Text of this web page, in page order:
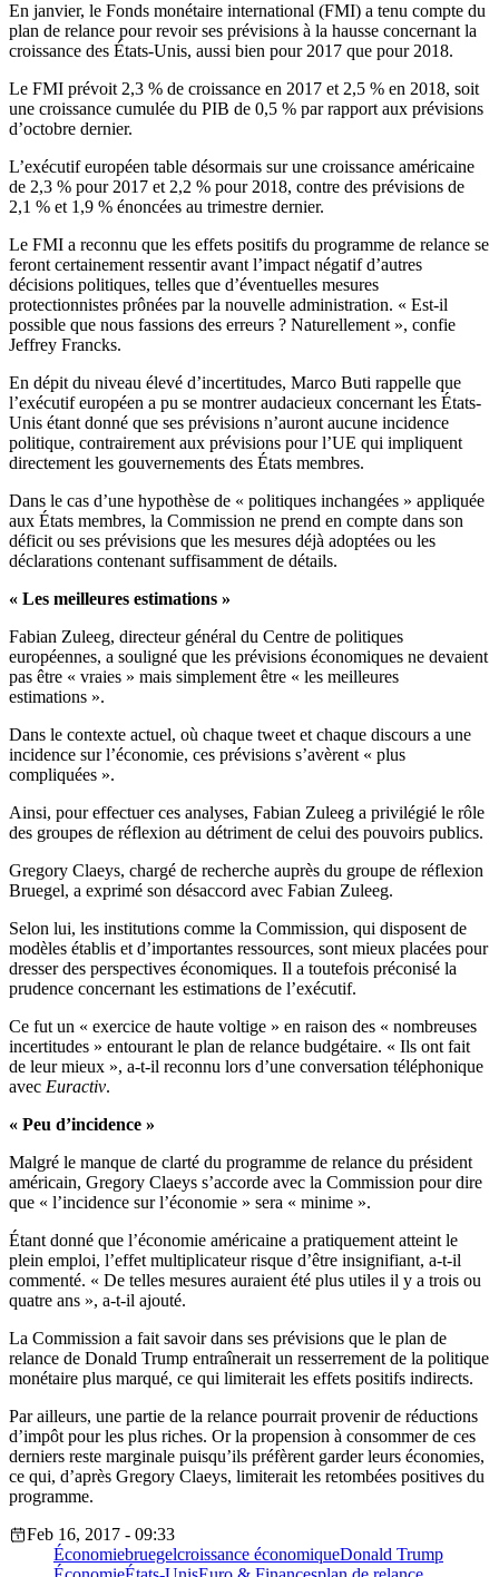
En janvier, le Fonds monétaire international (FMI) a tenu compte du
plan de relance pour revoir ses prévisions à la hausse concernant la
croissance des États-Unis, aussi bien pour 2017 que pour 2018.
Le FMI prévoit 2,3 % de croissance en 2017 et 2,5 % en 2018, soit
une croissance cumulée du PIB de 0,5 % par rapport aux prévisions
d’octobre dernier.
L’exécutif européen table désormais sur une croissance américaine
de 2,3 % pour 2017 et 2,2 % pour 2018, contre des prévisions de
2,1 % et 1,9 % énoncées au trimestre dernier.
Le FMI a reconnu que les effets positifs du programme de relance se
feront certainement ressentir avant l’impact négatif d’autres
décisions politiques, telles que d’éventuelles mesures
protectionnistes prônées par la nouvelle administration. « Est-il
possible que nous fassions des erreurs ? Naturellement », confie
Jeffrey Francks.
En dépit du niveau élevé d’incertitudes, Marco Buti rappelle que
l’exécutif européen a pu se montrer audacieux concernant les États-
Unis étant donné que ses prévisions n’auront aucune incidence
politique, contrairement aux prévisions pour l’UE qui impliquent
directement les gouvernements des États membres.
Dans le cas d’une hypothèse de « politiques inchangées » appliquée
aux États membres, la Commission ne prend en compte dans son
déficit ou ses prévisions que les mesures déjà adoptées ou les
déclarations contenant suffisamment de détails.
« Les meilleures estimations »
Fabian Zuleeg, directeur général du Centre de politiques
européennes, a souligné que les prévisions économiques ne devaient
pas être « vraies » mais simplement être « les meilleures
estimations ».
Dans le contexte actuel, où chaque tweet et chaque discours a une
incidence sur l’économie, ces prévisions s’avèrent « plus
compliquées ».
Ainsi, pour effectuer ces analyses, Fabian Zuleeg a privilégié le rôle
des groupes de réflexion au détriment de celui des pouvoirs publics.
Gregory Claeys, chargé de recherche auprès du groupe de réflexion
Bruegel, a exprimé son désaccord avec Fabian Zuleeg.
Selon lui, les institutions comme la Commission, qui disposent de
modèles établis et d’importantes ressources, sont mieux placées pour
dresser des perspectives économiques. Il a toutefois préconisé la
prudence concernant les estimations de l’exécutif.
Ce fut un « exercice de haute voltige » en raison des « nombreuses
incertitudes » entourant le plan de relance budgétaire. « Ils ont fait
de leur mieux », a-t-il reconnu lors d’une conversation téléphonique
avec Euractiv.
« Peu d’incidence »
Malgré le manque de clarté du programme de relance du président
américain, Gregory Claeys s’accorde avec la Commission pour dire
que « l’incidence sur l’économie » sera « minime ».
Étant donné que l’économie américaine a pratiquement atteint le
plein emploi, l’effet multiplicateur risque d’être insignifiant, a-t-il
commenté. « De telles mesures auraient été plus utiles il y a trois ou
quatre ans », a-t-il ajouté.
La Commission a fait savoir dans ses prévisions que le plan de
relance de Donald Trump entraînerait un resserrement de la politique
monétaire plus marqué, ce qui limiterait les effets positifs indirects.
Par ailleurs, une partie de la relance pourrait provenir de réductions
d’impôt pour les plus riches. Or la propension à consommer de ces
derniers reste marginale puisqu’ils préfèrent garder leurs économies,
ce qui, d’après Gregory Claeys, limiterait les retombées positives du
programme.
Feb 16, 2017 - 09:33
Économiebruegelcroissance économiqueDonald Trump